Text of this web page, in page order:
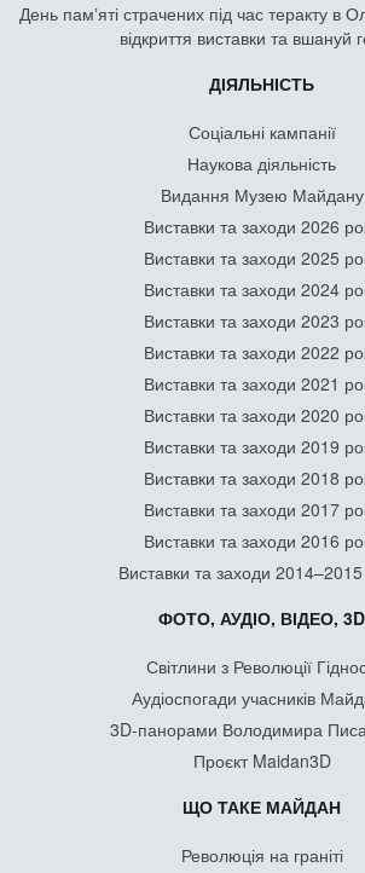
День памʼяті страчених під час теракту в
відкриття виставки та вшануй
ДІЯЛЬНІСТЬ
Соціальні кампанії
Наукова діяльність
Видання Музею Майдану
Виставки та заходи 2026
Виставки та заходи 2025
Виставки та заходи 2024
Виставки та заходи 2023
Виставки та заходи 2022
Виставки та заходи 2021
Виставки та заходи 2020
Виставки та заходи 2019
Виставки та заходи 2018
Виставки та заходи 2017
Виставки та заходи 2016
Виставки та заходи 2014–2015
ФОТО, АУДІО, ВІДЕО, 3D
Світлини з Революції
Аудіоспогади учасників
3D-панорами Володимира
Проєкт Maidan3D
ЩО ТАКЕ МАЙДАН
Революція на граніті